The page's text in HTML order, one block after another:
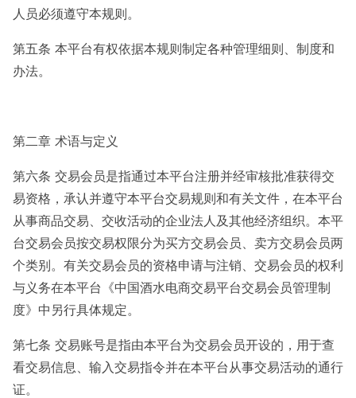
人员必须遵守本规则。
第五条 本平台有权依据本规则制定各种管理细则、制度和
办法。
第二章 术语与定义
第六条 交易会员是指通过本平台注册并经审核批准获得交
易资格，承认并遵守本平台交易规则和有关文件，在本平台
从事商品交易、交收活动的企业法人及其他经济组织。本平
台交易会员按交易权限分为买方交易会员、卖方交易会员两
个类别。有关交易会员的资格申请与注销、交易会员的权利
与义务在本平台《中国酒水电商交易平台交易会员管理制
度》中另行具体规定。
第七条 交易账号是指由本平台为交易会员开设的，用于查
看交易信息、输入交易指令并在本平台从事交易活动的通行
证。